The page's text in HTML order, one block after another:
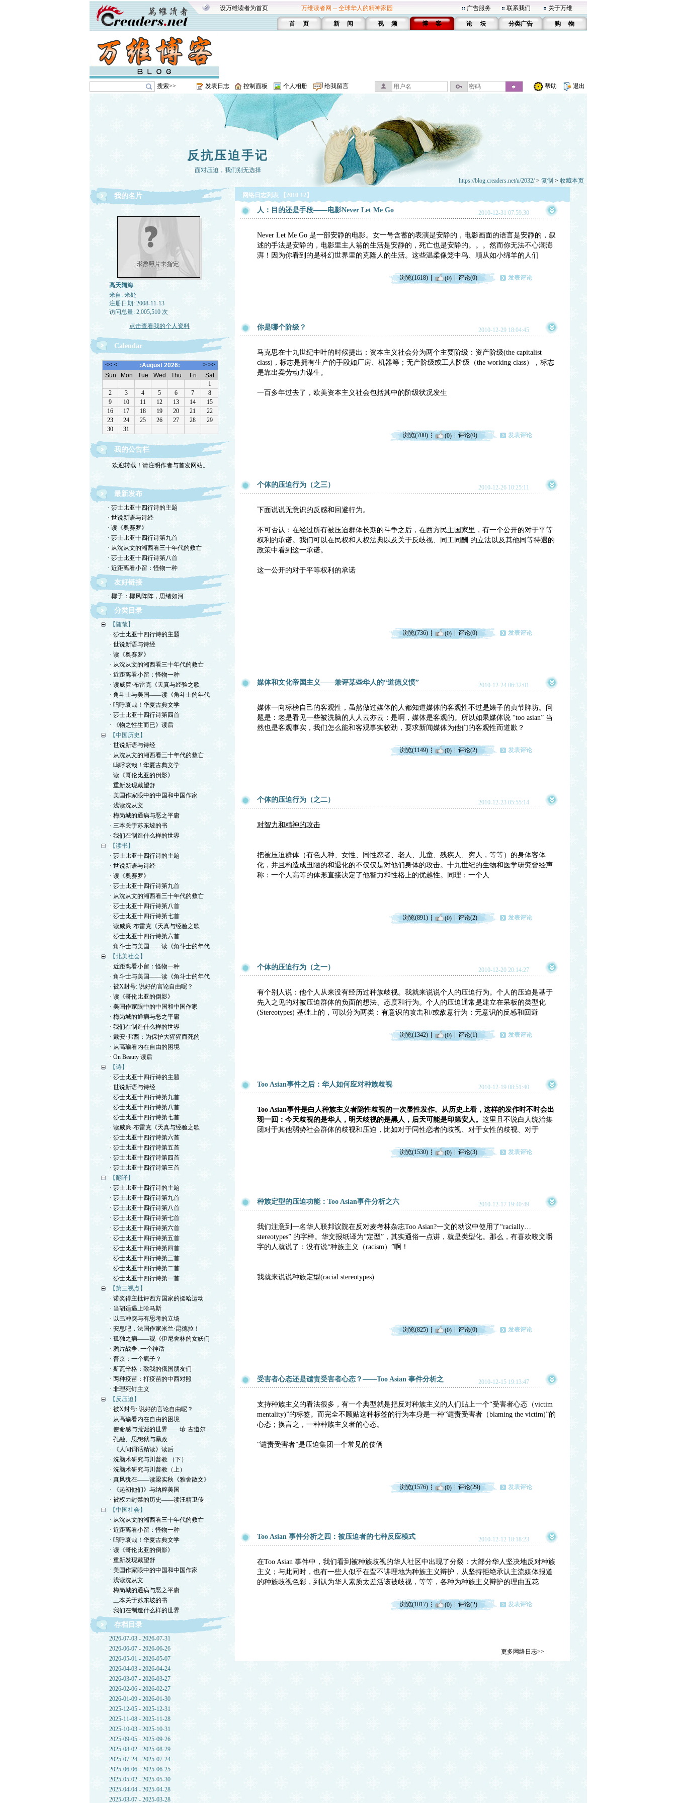
设万维读者为首页 万维读者网 -- 全球华人的精神家园 广告服务 联系我们 关于万维
首 页 新 闻 视 频 博 客 论 坛 分类广告 购 物
搜索>> 发表日志 控制面板 个人相册 给我留言 帮助 退出
反抗压迫手记
面对压迫，我们别无选择
https://blog.creaders.net/u/2032/> 复制 > 收藏本页
我的名片
高天阔海
来自: 来处
注册日期: 2008-11-13
访问总量: 2,005,510 次
点击查看我的个人资料
Calendar
我的公告栏
欢迎转载！请注明作者与首发网站。
最新发布
· 莎士比亚十四行诗的主题
· 世说新语与诗经
· 读《奥赛罗》
· 莎士比亚十四行诗第九首
· 从沈从文的湘西看三十年代的救亡
· 莎士比亚十四行诗第八首
· 近距离看小留：怪物一种
友好链接
· 椰子：椰风阵阵，思绪如河
分类目录
【随笔】
· 莎士比亚十四行诗的主题
· 世说新语与诗经
· 读《奥赛罗》
· 从沈从文的湘西看三十年代的救亡
· 近距离看小留：怪物一种
· 读威廉·布雷克《天真与经验之歌
· 角斗士与美国——读《角斗士的年代
· 呜呼哀哉！华夏古典文学
· 莎士比亚十四行诗第四首
· 《物之性生而已》读后
【中国历史】
· 世说新语与诗经
· 从沈从文的湘西看三十年代的救亡
· 呜呼哀哉！华夏古典文学
· 读《哥伦比亚的倒影》
· 重新发现戴望舒
· 美国作家眼中的中国和中国作家
· 浅读沈从文
· 梅岗城的通病与恶之平庸
· 三本关于苏东坡的书
· 我们在制造什么样的世界
【读书】
· 莎士比亚十四行诗的主题
· 世说新语与诗经
· 读《奥赛罗》
· 莎士比亚十四行诗第九首
· 从沈从文的湘西看三十年代的救亡
· 莎士比亚十四行诗第八首
· 莎士比亚十四行诗第七首
· 读威廉·布雷克《天真与经验之歌
· 莎士比亚十四行诗第六首
· 角斗士与美国——读《角斗士的年代
【北美社会】
· 近距离看小留：怪物一种
· 角斗士与美国——读《角斗士的年代
· 被X封号: 说好的言论自由呢？
· 读《哥伦比亚的倒影》
· 美国作家眼中的中国和中国作家
· 梅岗城的通病与恶之平庸
· 我们在制造什么样的世界
· 戴安·弗西：为保护大猩猩而死的
· 从高瑜看内在自由的困境
· On Beauty 读后
【诗】
· 莎士比亚十四行诗的主题
· 世说新语与诗经
· 莎士比亚十四行诗第九首
· 莎士比亚十四行诗第八首
· 莎士比亚十四行诗第七首
· 读威廉·布雷克《天真与经验之歌
· 莎士比亚十四行诗第六首
· 莎士比亚十四行诗第五首
· 莎士比亚十四行诗第四首
· 莎士比亚十四行诗第三首
【翻译】
· 莎士比亚十四行诗的主题
· 莎士比亚十四行诗第九首
· 莎士比亚十四行诗第八首
· 莎士比亚十四行诗第七首
· 莎士比亚十四行诗第六首
· 莎士比亚十四行诗第五首
· 莎士比亚十四行诗第四首
· 莎士比亚十四行诗第三首
· 莎士比亚十四行诗第二首
· 莎士比亚十四行诗第一首
【第三视点】
· 诺奖得主批评西方国家的挺哈运动
· 当胡适遇上哈马斯
· 以巴冲突与有思考的立场
· 安息吧，法国作家米兰·昆德拉！
· 孤独之病——观《伊尼舍林的女妖们
· 鸦片战争: 一个神话
· 普京：一个疯子？
· 斯瓦辛格：致我的俄国朋友们
· 两种疫苗：打疫苗的中西对照
· 非理死钉主义
【反压迫】
· 被X封号: 说好的言论自由呢？
· 从高瑜看内在自由的困境
· 使命感与荒诞的世界——珍·古道尔
· 孔融、思想狱与暴政
· 《人间词话精读》读后
· 洗脑术研究与川普教 （下）
· 洗脑术研究与川普教（上）
· 真风犹在——读梁实秋《雅舍散文》
· 《起初他们》与纳粹美国
· 被权力封禁的历史——读汪精卫传
【中国社会】
· 从沈从文的湘西看三十年代的救亡
· 近距离看小留：怪物一种
· 呜呼哀哉！华夏古典文学
· 读《哥伦比亚的倒影》
· 重新发现戴望舒
· 美国作家眼中的中国和中国作家
· 浅读沈从文
· 梅岗城的通病与恶之平庸
· 三本关于苏东坡的书
· 我们在制造什么样的世界
存档目录
2026-07-03 - 2026-07-31
2026-06-07 - 2026-06-26
2026-05-01 - 2026-05-07
2026-04-03 - 2026-04-24
2026-03-07 - 2026-03-27
2026-02-06 - 2026-02-27
2026-01-09 - 2026-01-30
2025-12-05 - 2025-12-31
2025-11-08 - 2025-11-28
2025-10-03 - 2025-10-31
2025-09-05 - 2025-09-26
2025-08-02 - 2025-08-29
2025-07-24 - 2025-07-24
2025-06-06 - 2025-06-25
2025-05-02 - 2025-05-30
2025-04-04 - 2025-04-28
2025-03-07 - 2025-03-28
网络日志列表 【2010-12】
人：目的还是手段——电影Never Let Me Go 2010-12-31 07:59:30
Never Let Me Go 是一部安静的电影。女一号含蓄的表演是安静的，电影画面的语言是安静的，叙
述的手法是安静的，电影里主人翁的生活是安静的，死亡也是安静的。。。然而你无法不心潮澎
湃！因为你看到的是科幻世界里的克隆人的生活。这些温柔像笼中鸟、顺从如小绵羊的人们
浏览(1618) (0) 评论(0) 发表评论
你是哪个阶级？ 2010-12-29 18:04:45
马克思在十九世纪中叶的时候提出：资本主义社会分为两个主要阶级：资产阶级(the capitalist
class)，标志是拥有生产的手段如厂房、机器等；无产阶级或工人阶级（the working class），标志
是靠出卖劳动力谋生。
一百多年过去了，欧美资本主义社会包括其中的阶级状况发生
浏览(700) (0) 评论(0) 发表评论
个体的压迫行为（之三） 2010-12-26 10:25:11
下面说说无意识的反感和回避行为。
不可否认：在经过所有被压迫群体长期的斗争之后，在西方民主国家里，有一个公开的对于平等
权利的承诺。我们可以在民权和人权法典以及关于反歧视、同工同酬 的立法以及其他同等待遇的
政策中看到这一承诺。
这一公开的对于平等权利的承诺
浏览(736) (0) 评论(0) 发表评论
媒体和文化帝国主义——兼评某些华人的“道德义愤” 2010-12-24 06:32:01
媒体一向标榜自己的客观性，虽然做过媒体的人都知道媒体的客观性不过是婊子的贞节牌坊。问
题是：老是看见一些被洗脑的人人云亦云：是啊，媒体是客观的。所以如果媒体说 “too asian” 当
然也是客观事实，我们怎么能和客观事实较劲，要求新闻媒体为他们的客观性而道歉？
浏览(1149) (0) 评论(2) 发表评论
个体的压迫行为（之二） 2010-12-23 05:55:14
对智力和精神的攻击
把被压迫群体（有色人种、女性、同性恋者、老人、儿童、残疾人、穷人，等等）的身体客体
化，并且构造成丑陋的和退化的不仅仅是对他们身体的攻击。十九世纪的生物和医学研究曾经声
称：一个人高等的体形直接决定了他智力和性格上的优越性。同理：一个人
浏览(891) (0) 评论(2) 发表评论
个体的压迫行为（之一） 2010-12-20 20:14:27
有个别人说：他个人从来没有经历过种族歧视。我就来说说个人的压迫行为。个人的压迫是基于
先入之见的对被压迫群体的负面的想法、态度和行为。个人的压迫通常是建立在呆板的类型化
(Stereotypes) 基础上的，可以分为两类：有意识的攻击和/或敌意行为；无意识的反感和回避
浏览(1342) (0) 评论(1) 发表评论
Too Asian事件之后：华人如何应对种族歧视 2010-12-19 08:51:40
Too Asian事件是白人种族主义者隐性歧视的一次显性发作。从历史上看，这样的发作时不时会出
现一回：今天歧视的是华人，明天歧视的是黑人，后天可能是印第安人。 这里且不说白人统治集
团对于其他弱势社会群体的歧视和压迫，比如对于同性恋者的歧视、对于女性的歧视、对于
浏览(1530) (0) 评论(3) 发表评论
种族定型的压迫功能：Too Asian事件分析之六 2010-12-17 19:40:49
我们注意到一名华人联邦议院在反对麦考林杂志Too Asian?一文的动议中使用了“racially…
stereotypes” 的字样。华文报纸译为“定型”，其实通俗一点讲，就是类型化。那么，有喜欢咬文嚼
字的人就说了：没有说“种族主义（racism）”啊！
我就来说说种族定型(racial stereotypes)
浏览(825) (0) 评论(0) 发表评论
受害者心态还是谴责受害者心态？——Too Asian 事件分析之 2010-12-15 19:13:47
支持种族主义的看法很多，有一个典型就是把反对种族主义的人们贴上一个“受害者心态（victim
mentality)”的标签。而完全不顾贴这种标签的行为本身是一种“谴责受害者（blaming the victim)”的
心态；换言之，一种种族主义者的心态。
“谴责受害者”是压迫集团一个常见的伎俩
浏览(1576) (0) 评论(29) 发表评论
Too Asian 事件分析之四：被压迫者的七种反应模式 2010-12-12 18:18:23
在Too Asian 事件中，我们看到被种族歧视的华人社区中出现了分裂：大部分华人坚决地反对种族
主义；与此同时，也有一些人似乎在蛮不讲理地为种族主义辩护，从坚持拒绝承认主流媒体报道
的种族歧视色彩，到认为华人素质太差活该被歧视，等等，各种为种族主义辩护的理由五花
浏览(1017) (0) 评论(2) 发表评论
更多网络日志>>